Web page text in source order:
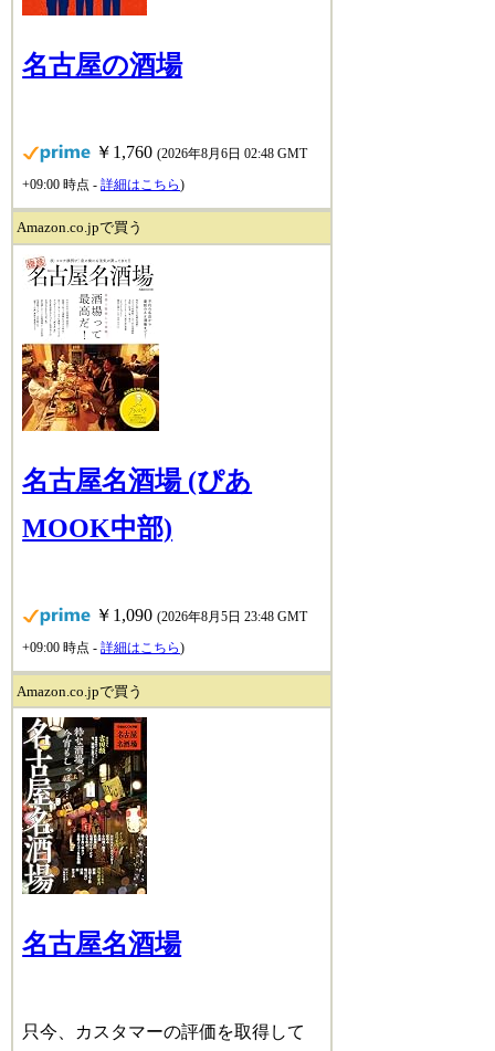
名古屋の酒場
￥1,760 (2026年8月6日 02:48 GMT
+09:00 時点 -詳細はこちら)
Amazon.co.jpで買う
名古屋名酒場 (ぴあ
MOOK中部)
￥1,090 (2026年8月5日 23:48 GMT
+09:00 時点 -詳細はこちら)
Amazon.co.jpで買う
名古屋名酒場
只今、カスタマーの評価を取得して